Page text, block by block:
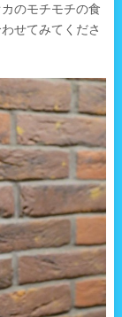
のモチモチの食
せてみてくださ